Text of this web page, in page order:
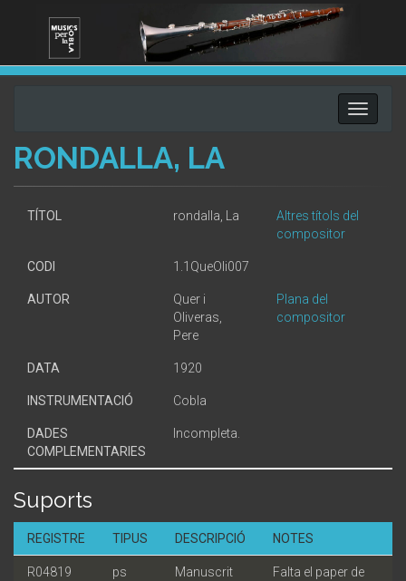
Toggle
RONDALLA, LA
TÍTOL rondalla, La
Altres títols del
compositor
CODI 1.1QueOli007
AUTOR
Quer i
Oliveras,
Pere
Plana del
compositor
DATA 1920
INSTRUMENTACIÓ Cobla
DADES
COMPLEMENTARIES
Incompleta.
Suports
REGISTRE TIPUS DESCRIPCIÓ NOTES
R04819 ps Manuscrit
Falta el paper de